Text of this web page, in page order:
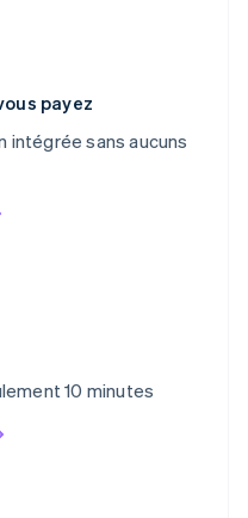
payez
intégrée sans aucuns
10 minutes